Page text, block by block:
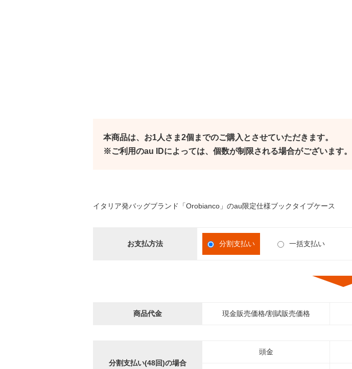
本商品は、お1人さま2個までのご購入とさせていただきます。
※ご利用のau IDによっては、個数が制限される場合がございます。
イタリア発バッグブランド「Orobianco」のau限定仕様ブックタイプケース
お支払方法 分割支払い 一括支払い
商品代金 現金販売価格/割賦販売価格
分割支払い(48回)の場合
頭金